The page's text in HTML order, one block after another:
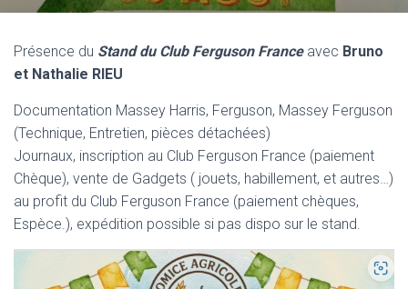
T
N
Présence du Stand du Club Ferguson Franceavec Bruno
et Nathalie RIEU
Documentation Massey Harris, Ferguson, Massey Ferguson
(Technique, Entretien, pièces détachées)
Journaux, inscription au Club Ferguson France (paiement
Chèque), vente de Gadgets ( jouets, habillement, et autres…)
au profit du Club Ferguson France (paiement chèques,
Espèce.), expédition possible si pas dispo sur le stand.